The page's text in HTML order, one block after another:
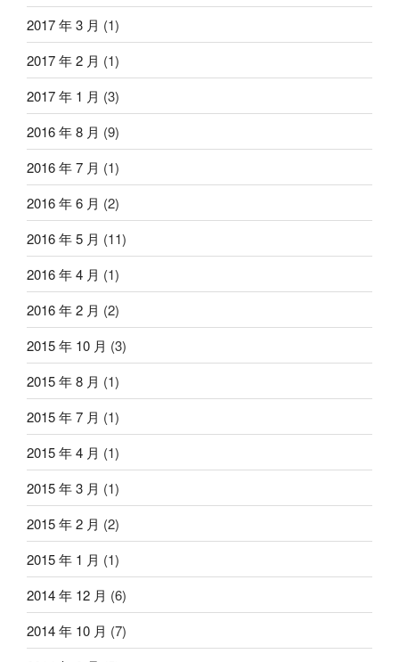
2017 年 3 月 (1)
2017 年 2 月 (1)
2017 年 1 月 (3)
2016 年 8 月 (9)
2016 年 7 月 (1)
2016 年 6 月 (2)
2016 年 5 月 (11)
2016 年 4 月 (1)
2016 年 2 月 (2)
2015 年 10 月 (3)
2015 年 8 月 (1)
2015 年 7 月 (1)
2015 年 4 月 (1)
2015 年 3 月 (1)
2015 年 2 月 (2)
2015 年 1 月 (1)
2014 年 12 月 (6)
2014 年 10 月 (7)